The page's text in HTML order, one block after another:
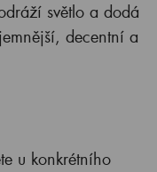
světlo a dodá
decentní a
u konkrétního